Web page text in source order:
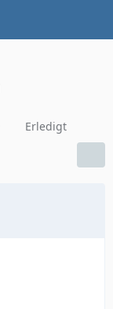
Erledigt